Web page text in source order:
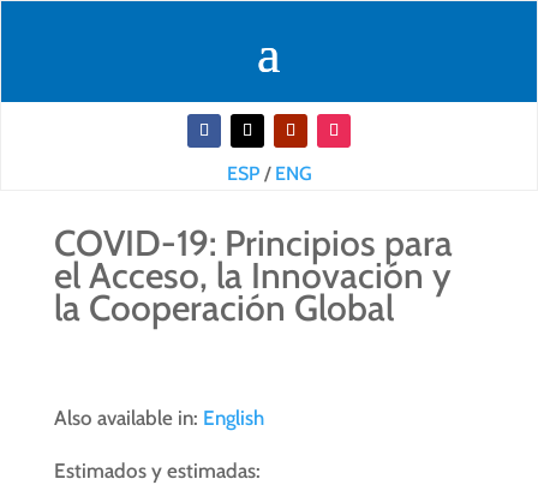
ESP/ ENG
COVID-19: Principios para
el Acceso, la Innovación y
la Cooperación Global
Also available in: English
Estimados y estimadas: